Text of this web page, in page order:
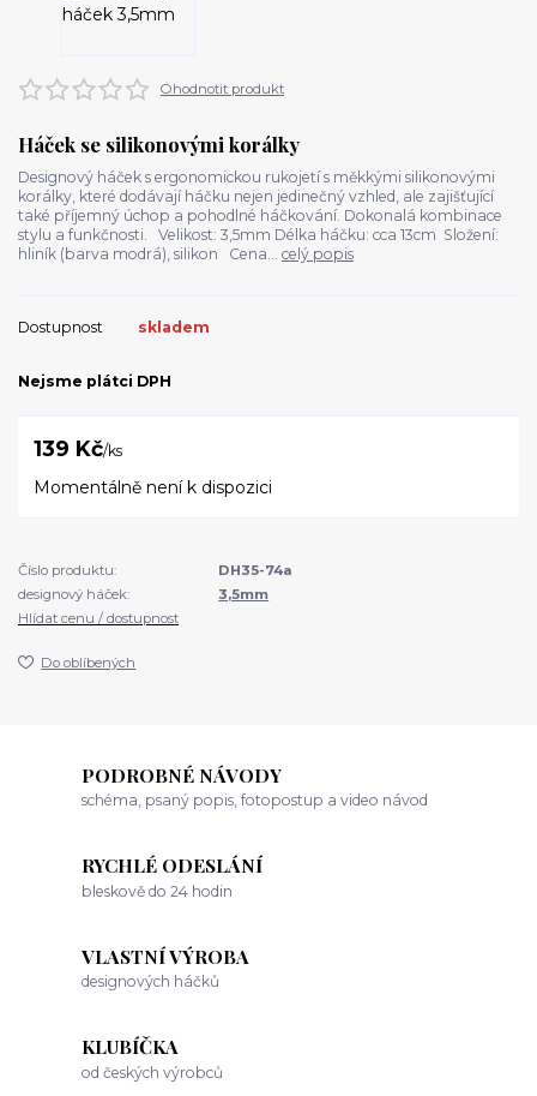
Ohodnotit produkt
Háček se silikonovými korálky
Designový háček s ergonomickou rukojetí s měkkými silikonovými
korálky, které dodávají háčku nejen jedinečný vzhled, ale zajišťující
také příjemný úchop a pohodlné háčkování. Dokonalá kombinace
stylu a funkčnosti. Velikost: 3,5mm Délka háčku: cca 13cm Složení:
hliník (barva modrá), silikon Cena... celý popis
Dostupnost skladem
Nejsme plátci DPH
139 Kč/ks
Momentálně není k dispozici
Číslo produktu:
DH35-74a
designový háček:
3,5mm
Hlídat cenu / dostupnost
Do oblíbených
PODROBNÉ NÁVODY
schéma, psaný popis, fotopostup a video návod
RYCHLÉ ODESLÁNÍ
bleskově do 24 hodin
VLASTNÍ VÝROBA
designových háčků
KLUBÍČKA
od českých výrobců